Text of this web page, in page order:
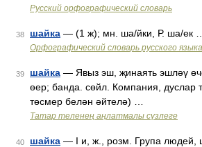
Русский орфографический словарь
38 шайка — (1 ж); мн. ша/йки, Р. ша/ек …
Орфографический словарь русского языка
39 шайка — Явыз эш, җинаять эшләү
өер; банда. сөйл. Компания, дуслар
төсмер белән әйтелә) …
Татар теленең аңлатмалы сүзлеге
40 шайка — I и, ж., розм. Група людей,